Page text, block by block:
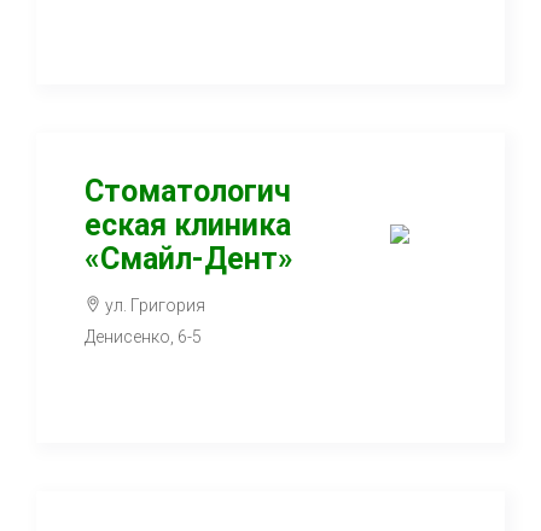
Стоматологич
еская клиника
«Смайл-Дент»
ул. Григория
Денисенко, 6-5